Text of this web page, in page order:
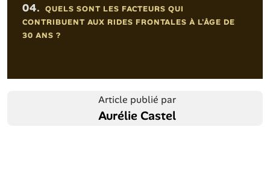
04. QUELS SONT LES FACTEURS QUI
CONTRIBUENT AUX RIDES FRONTALES À L'ÂGE DE
30 ANS ?
Article publié par
Aurélie Castel